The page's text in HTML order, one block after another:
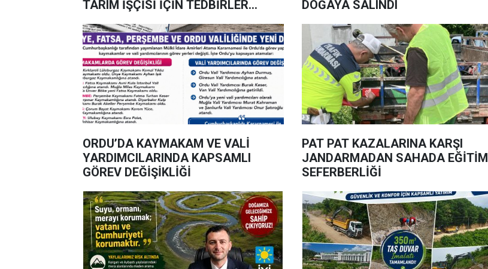
TARIM İŞÇİSİ İÇİN TEDBİRLER
DOĞAYA SALINDI
ORDU’DA KAYMAKAM VE VALİ
YARDIMCILARINDA KAPSAMLI
GÖREV DEĞİŞİKLİĞİ
PAT PAT KAZALARINA KARŞI
JANDARMADAN SAHADA EĞİTİM
SEFERBERLİĞİ